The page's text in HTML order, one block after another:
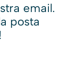
email.
posta